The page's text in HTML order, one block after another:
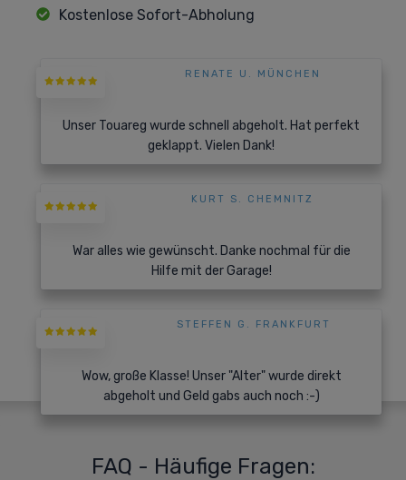
Kostenlose Sofort-Abholung
RENATE U. MÜNCHEN
Unser Touareg wurde schnell abgeholt. Hat perfekt
geklappt. Vielen Dank!
KURT S. CHEMNITZ
War alles wie gewünscht. Danke nochmal für die
Hilfe mit der Garage!
STEFFEN G. FRANKFURT
Wow, große Klasse! Unser "Alter" wurde direkt
abgeholt und Geld gabs auch noch :-)
FAQ - Häufige Fragen: